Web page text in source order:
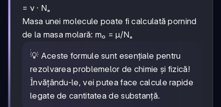
= ν · Nₐ
Masa unei molecule poate fi calculată pornind
de la masa molară: m₀ = μ/Nₐ
💡 Aceste formule sunt esențiale pentru
rezolvarea problemelor de chimie și fizică!
Învățându-le, vei putea face calcule rapide
legate de cantitatea de substanță.